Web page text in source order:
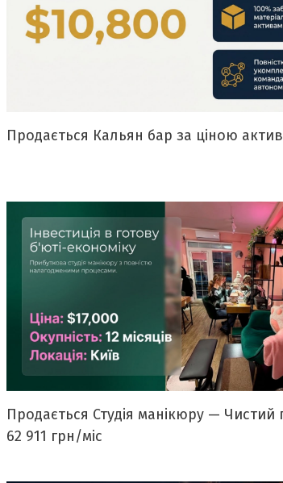
Продається Кальян бар за ціною
Продається Студія манікюру — Чистий
62 911 грн/міс